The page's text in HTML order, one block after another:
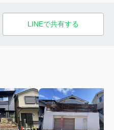
LINEで共有する